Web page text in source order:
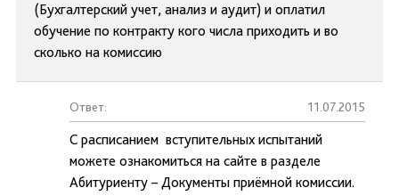
(Бухгалтерский учет, анализ и аудит) и оплатил
обучение по контракту кого числа приходить и во
сколько на комиссию
Ответ: 11.07.2015
С расписанием вступительных испытаний
можете ознакомиться на сайте в разделе
Абитуриенту – Документы приёмной комиссии.